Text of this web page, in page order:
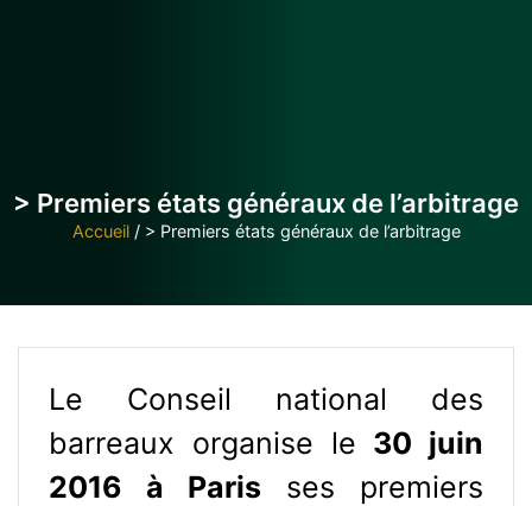
> Premiers états généraux de l’arbitrage
Accueil/ > Premiers états généraux de l’arbitrage
Le Conseil national des
barreaux organise le 30 juin
2016 à Paris ses premiers